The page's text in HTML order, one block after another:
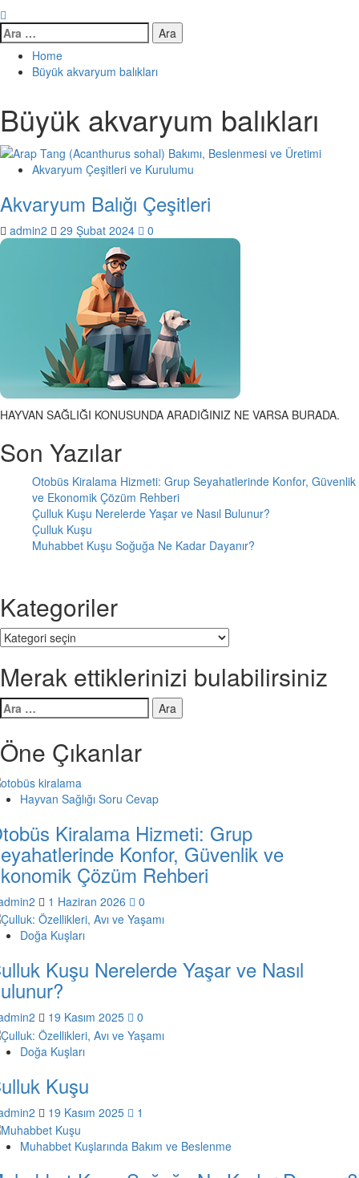
Arama:
Home
Büyük akvaryum balıkları
Büyük akvaryum balıkları
Akvaryum Çeşitleri ve Kurulumu
Akvaryum Balığı Çeşitleri
admin2 29 Şubat 2024 0
HAYVAN SAĞLIĞI KONUSUNDA ARADIĞINIZ NE VARSA BURADA.
Son Yazılar
Otobüs Kiralama Hizmeti: Grup Seyahatlerinde Konfor, Güvenlik
ve Ekonomik Çözüm Rehberi
Çulluk Kuşu Nerelerde Yaşar ve Nasıl Bulunur?
Çulluk Kuşu
Muhabbet Kuşu Soğuğa Ne Kadar Dayanır?
Kategoriler
Kategoriler
Merak ettiklerinizi bulabilirsiniz
Arama:
Öne Çıkanlar
Hayvan Sağlığı Soru Cevap
Kiralama Hizmeti: Grup
Konfor, Güvenlik ve
Çözüm Rehberi
1 Haziran 2026 0
Doğa Kuşları
Kuşu Nerelerde Yaşar ve Nasıl
19 Kasım 2025 0
Doğa Kuşları
Kuşu
19 Kasım 2025 1
Muhabbet Kuşlarında Bakım ve Beslenme